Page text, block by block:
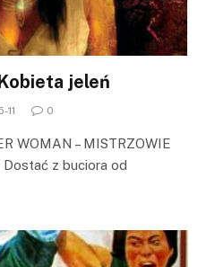
jeleń
11 0
WOMAN – MISTRZOWIE
Dostać z buciora od